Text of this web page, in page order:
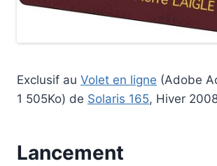
Exclusif au Volet en ligne (Adobe
1 505Ko) de Solaris 165, Hiver
Lancement